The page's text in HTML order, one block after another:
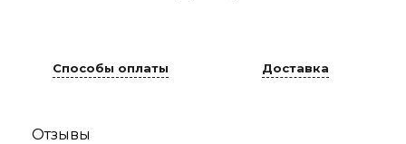
Способы оплаты Доставка
Отзывы